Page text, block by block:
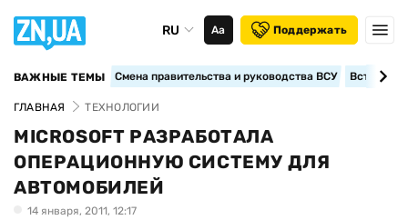
RU Аа Поддержать
ВАЖНЫЕ ТЕМЫ Смена правительства и руководства ВСУ
ГЛАВНАЯ ТЕХНОЛОГИИ
MICROSOFT РАЗРАБОТАЛА
ОПЕРАЦИОННУЮ СИСТЕМУ ДЛЯ
АВТОМОБИЛЕЙ
14 января, 2011, 12:17